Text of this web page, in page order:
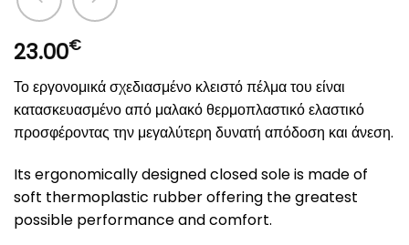
23.00€
Το εργονομικά σχεδιασμένο κλειστό πέλμα του είναι
κατασκευασμένο από μαλακό θερμοπλαστικό ελαστικό
προσφέροντας την μεγαλύτερη δυνατή απόδοση και άνεση.
Its ergonomically designed closed sole is made of
soft thermoplastic rubber offering the greatest
possible performance and comfort.